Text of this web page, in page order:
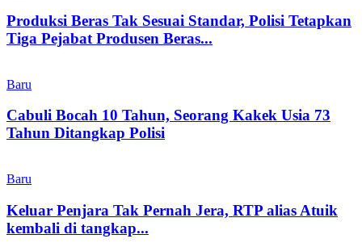
Produksi Beras Tak Sesuai Standar, Polisi Tetapkan
Tiga Pejabat Produsen Beras...
Baru
Cabuli Bocah 10 Tahun, Seorang Kakek Usia 73
Tahun Ditangkap Polisi
Baru
Keluar Penjara Tak Pernah Jera, RTP alias Atuik
kembali di tangkap...